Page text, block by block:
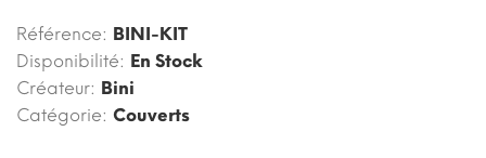
Référence: BINI-KIT
Disponibilité: En Stock
Créateur: Bini
Catégorie: Couverts